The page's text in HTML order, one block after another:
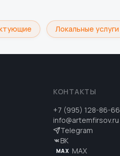
Локальные услуги
КОНТАКТЫ
+7 (995) 128-86-66
info@artemfirsov.ru
Telegram
ВК
MAX MAX